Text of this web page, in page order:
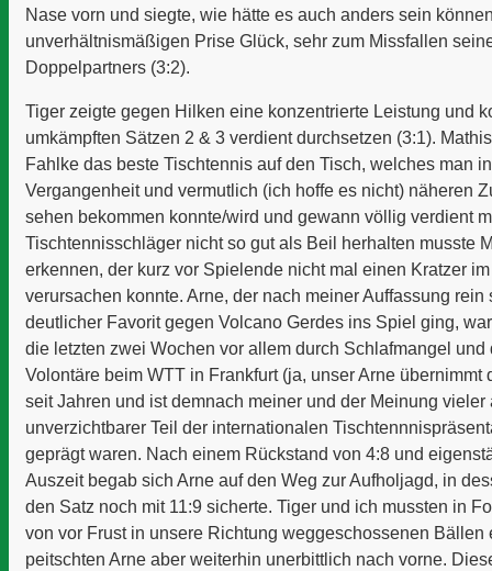
Nase vorn und siegte, wie hätte es auch anders sein
unverhältnismäßigen Prise Glück, sehr zum Missfallen
Doppelpartners (3:2).
Tiger zeigte gegen Hilken eine konzentrierte Leistung und
umkämpften Sätzen 2 & 3 verdient durchsetzen (3:1).
Fahlke das beste Tischtennis auf den Tisch, welches man
Vergangenheit und vermutlich (ich hoffe es nicht) näheren
sehen bekommen konnte/wird und gewann völlig verdient
Tischtennisschläger nicht so gut als Beil herhalten musste
erkennen, der kurz vor Spielende nicht mal einen Kratzer
verursachen konnte. Arne, der nach meiner Auffassung rein
deutlicher Favorit gegen Volcano Gerdes ins Spiel ging,
die letzten zwei Wochen vor allem durch Schlafmangel
Volontäre beim WTT in Frankfurt (ja, unser Arne übernimmt
seit Jahren und ist demnach meiner und der Meinung vieler
unverzichtbarer Teil der internationalen
geprägt waren. Nach einem Rückstand von 4:8 und
Auszeit begab sich Arne auf den Weg zur Aufholjagd, in
den Satz noch mit 11:9 sicherte. Tiger und ich mussten in
von vor Frust in unsere Richtung weggeschossenen Bällen
peitschten Arne aber weiterhin unerbittlich nach vorne.